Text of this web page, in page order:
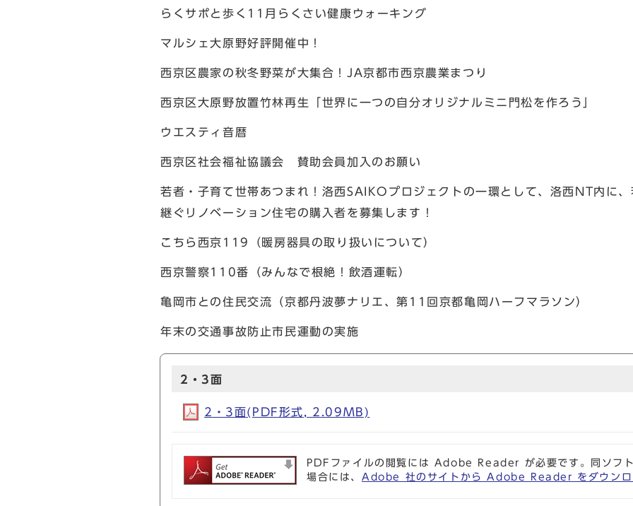
らくサポと歩く11月らくさい健康ウォーキング
マルシェ大原野好評開催中！
西京区農家の秋冬野菜が大集合！JA京都市西京農業まつり
西京区大原野放置竹林再生「世界に一つの自分オリジナルミニ門松を作ろう」
ウエスティ音暦
西京区社会福祉協議会 賛助会員加入のお願い
若者・子育て世帯あつまれ！洛西SAIKOプロジェクトの一環として、洛西NT内に
継ぐリノベーション住宅の購入者を募集します！
こちら西京119（暖房器具の取り扱いについて）
西京警察110番（みんなで根絶！飲酒運転）
亀岡市との住民交流（京都丹波夢ナリエ、第11回京都亀岡ハーフマラソン）
年末の交通事故防止市民運動の実施
2・3面
2・3面(PDF形式, 2.09MB)
PDFファイルの閲覧には Adobe Reader が必要です。同ソフ
場合には、 Adobe 社のサイトから Adobe Reader をダウンロ